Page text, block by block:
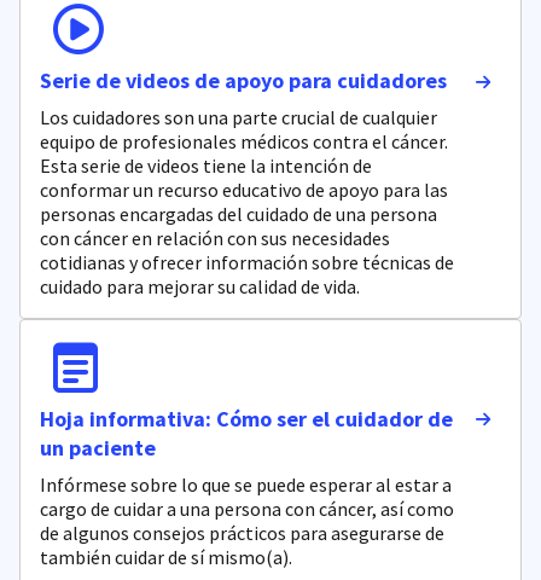
Serie de videos de apoyo para cuidadores
Los cuidadores son una parte crucial de cualquier
equipo de profesionales médicos contra el cáncer.
Esta serie de videos tiene la intención de
conformar un recurso educativo de apoyo para las
personas encargadas del cuidado de una persona
con cáncer en relación con sus necesidades
cotidianas y ofrecer información sobre técnicas de
cuidado para mejorar su calidad de vida.
Hoja informativa: Cómo ser el cuidador de
un paciente
Infórmese sobre lo que se puede esperar al estar a
cargo de cuidar a una persona con cáncer, así como
de algunos consejos prácticos para asegurarse de
también cuidar de sí mismo(a).